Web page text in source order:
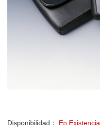
Disponibilidad： En Existencia